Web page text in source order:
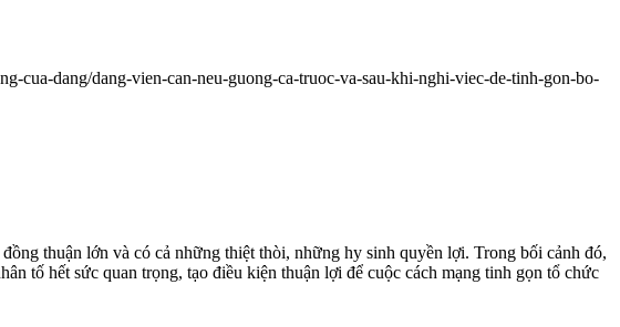
cua-dang/dang-vien-can-neu-guong-ca-truoc-va-sau-khi-nghi-viec-de-tinh-gon-bo-
thuận lớn và có cả những thiệt thòi, những hy sinh quyền lợi. Trong bối cảnh đó,
tố hết sức quan trọng, tạo điều kiện thuận lợi để cuộc cách mạng tinh gọn tổ chức